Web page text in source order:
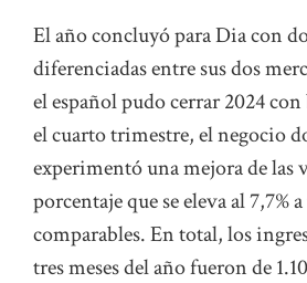
El año concluyó para Dia con
diferenciadas entre sus dos
el español pudo cerrar 2024
el cuarto trimestre, el negocio
experimentó una mejora de las
porcentaje que se eleva al 7,7%
comparables. En total, los
tres meses del año fueron de